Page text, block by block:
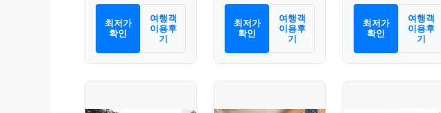
최저가
확인
여행객
이용후
기
최저가
확인
여행객
이용후
기
최저가
확인
여행객
이용후
기